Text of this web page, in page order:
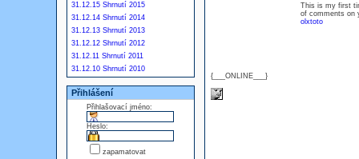
31.12.15 Shrnutí 2015
31.12.14 Shrnutí 2014
31.12.13 Shrnutí 2013
31.12.12 Shrnutí 2012
31.12.11 Shrnutí 2011
31.12.10 Shrnutí 2010
Přihlášení
Přihlašovací jméno:
Heslo:
zapamatovat
{___ONLINE___}
This is my first
of comments on
olxtoto